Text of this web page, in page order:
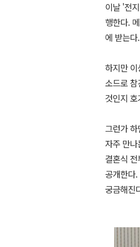
이날 '전
행한다.
에 받는다.
하지만
소드로
것인지
그런가
자주 만
결혼식
공개한다
궁금해진